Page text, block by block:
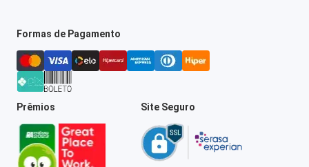
Formas de Pagamento
Prêmios Site Seguro